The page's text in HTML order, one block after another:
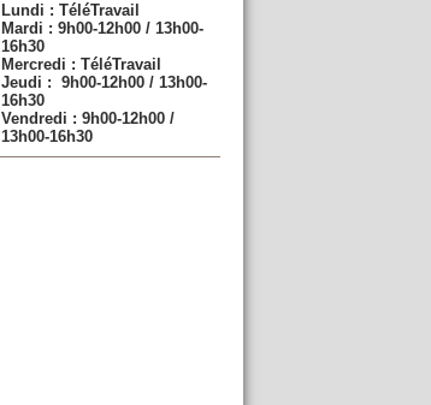
Lundi : TéléTravail
Mardi : 9h00-12h00 / 13h00-
16h30
Mercredi : TéléTravail
Jeudi : 9h00-12h00 / 13h00-
16h30
Vendredi : 9h00-12h00 /
13h00-16h30